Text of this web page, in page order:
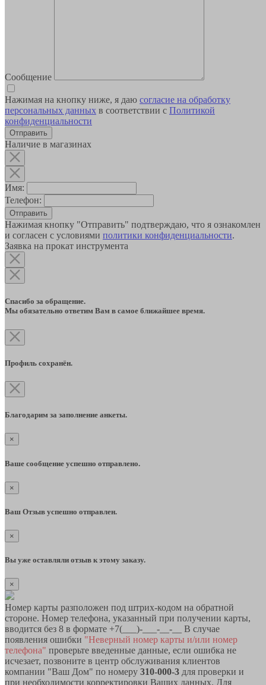
Сообщение
Нажимая на кнопку ниже, я даю согласие на обработку
персональных данных в соответствии с Политикой
конфиденциальности
Наличие в магазинах
Имя:
Телефон:
Отправить
Нажимая кнопку "Отправить" подтверждаю, что я ознакомлен
и согласен с условиями политики конфиденциальности.
Заявка на прокат инструмента
Спасибо за обращение.
Мы обязательно ответим Вам в самое ближайшее время.
Профиль сохранён.
Благодарим за заполнение анкеты.
×
Ваше сообщение успешно отправлено.
×
Ваш Отзыв успешно отправлен.
×
Вы уже оставляли отзыв к этому заказу.
×
Номер карты разположен под штрих-кодом на обратной
стороне. Номер телефона, указанный при получении карты,
вводится без 8 в формате +7(___)-___-__-__ В случае
появления ошибки "Неверный номер карты и/или номер
телефона" проверьте введенные данные, если ошибка не
исчезает, позвоните в центр обслуживания клиентов
компании "Ваш Дом" по номеру 310-000-3 для проверки и
при необходимости корректировки Ваших данных. Для